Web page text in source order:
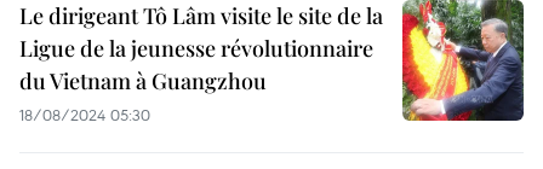
Le dirigeant Tô Lâm visite le site de la
Ligue de la jeunesse révolutionnaire
du Vietnam à Guangzhou
18/08/2024 05:30